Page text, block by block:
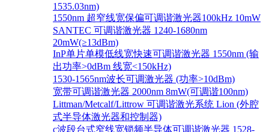
1535.03nm)
1550nm 超窄线宽保偏可调谐激光器100kHz 10mW
SANTEC 可调谐激光器 1240-1680nm
20mW(≥13dBm)
InP单片单模低线宽快速可调谐激光器 1550nm (输
出功率>0dBm 线宽<150kHz)
1530-1565nm波长可调激光器 (功率>10dBm)
宽带可调谐激光器 2000nm 8mW(可调谐100nm)
Littman/Metcalf/Littrow 可调谐激光系统 Lion (外腔
式半导体激光器和控制器)
c波段台式窄线宽锁频半导体可调谐激光器 1528-